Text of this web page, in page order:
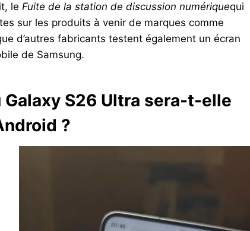
le Fuite de la station de discussion numériquequi
sur les produits à venir de marques comme
d’autres fabricants testent également un écran
de Samsung.
S26 Ultra sera-t-elle
?